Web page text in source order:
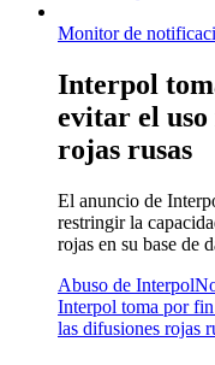
Monitor de
Interpol
evitar el uso
rojas rusas
El anuncio de
restringir la
rojas en su base de
Abuso de Interpol
Interpol toma por
las difusiones rojas